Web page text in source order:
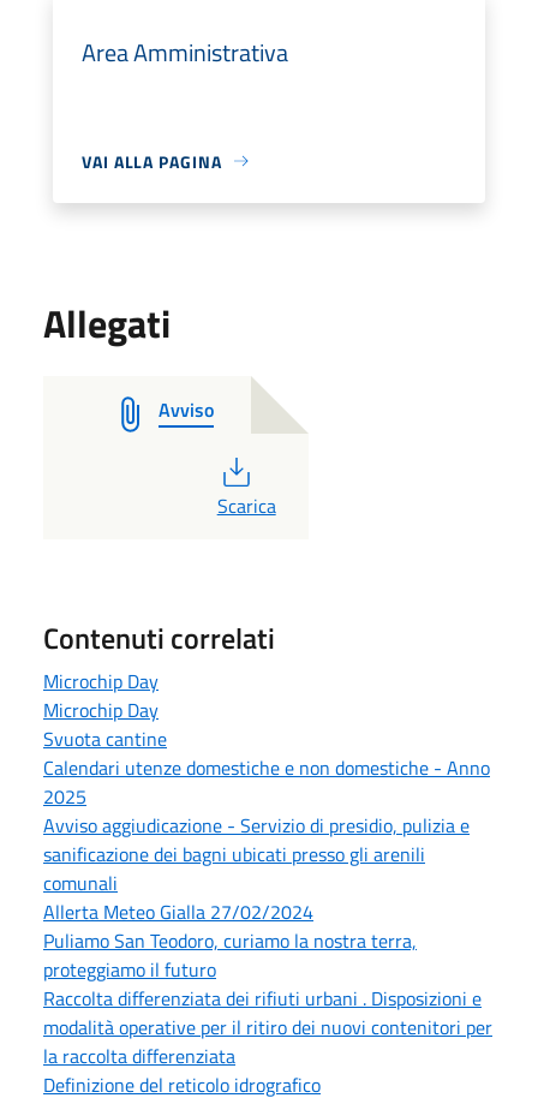
Area Amministrativa
VAI ALLA PAGINA
Allegati
Avviso
PDF
Scarica
Contenuti correlati
Microchip Day
Microchip Day
Svuota cantine
Calendari utenze domestiche e non domestiche - Anno
2025
Avviso aggiudicazione - Servizio di presidio, pulizia e
sanificazione dei bagni ubicati presso gli arenili
comunali
Allerta Meteo Gialla 27/02/2024
Puliamo San Teodoro, curiamo la nostra terra,
proteggiamo il futuro
Raccolta differenziata dei rifiuti urbani . Disposizioni e
modalità operative per il ritiro dei nuovi contenitori per
la raccolta differenziata
Definizione del reticolo idrografico